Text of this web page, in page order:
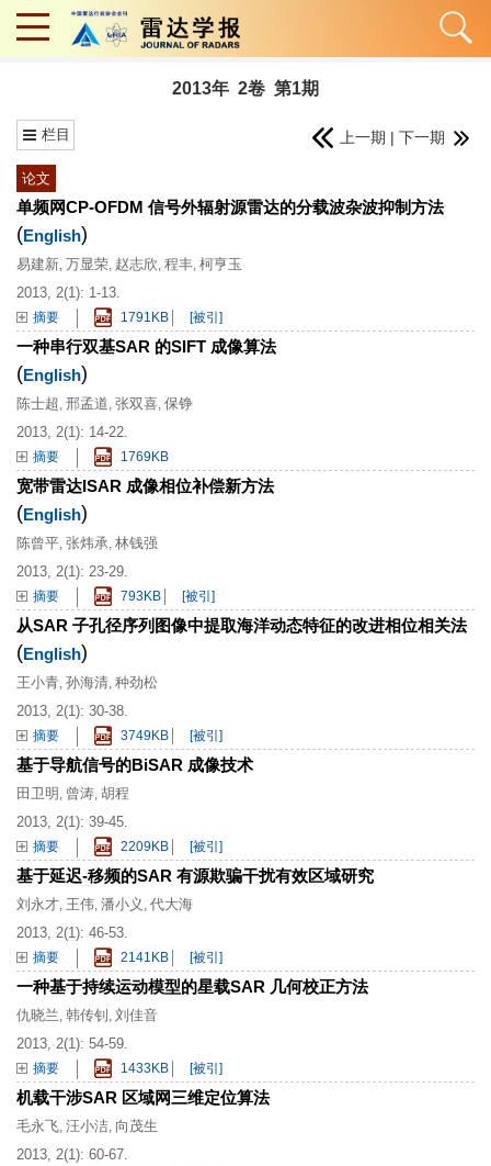
2013年 2卷 第1期
栏目 上一期 | 下一期
论文
单频网CP-OFDM 信号外辐射源雷达的分载波杂波抑制方法
(English)
易建新, 万显荣, 赵志欣, 程丰, 柯亨玉
2013, 2(1): 1-13.
摘要 1791KB [被引]
一种串行双基SAR 的SIFT 成像算法
(English)
陈士超, 邢孟道, 张双喜, 保铮
2013, 2(1): 14-22.
摘要 1769KB
宽带雷达ISAR 成像相位补偿新方法
(English)
陈曾平, 张炜承, 林钱强
2013, 2(1): 23-29.
摘要 793KB [被引]
从SAR 子孔径序列图像中提取海洋动态特征的改进相位相关法
(English)
王小青, 孙海清, 种劲松
2013, 2(1): 30-38.
摘要 3749KB [被引]
基于导航信号的BiSAR 成像技术
田卫明 , 曾涛, 胡程
2013, 2(1): 39-45.
摘要 2209KB [被引]
基于延迟-移频的SAR 有源欺骗干扰有效区域研究
刘永才, 王伟, 潘小义 , 代大海
2013, 2(1): 46-53.
摘要 2141KB [被引]
一种基于持续运动模型的星载SAR 几何校正方法
仇晓兰, 韩传钊 , 刘佳音
2013, 2(1): 54-59.
摘要 1433KB [被引]
机载干涉SAR 区域网三维定位算法
毛永飞, 汪小洁, 向茂生
2013, 2(1): 60-67.